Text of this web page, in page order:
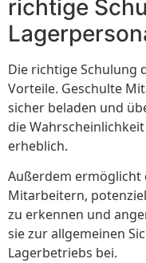
richtige
Die richtige Schulung
Vorteile. Geschulte
sicher beladen und
die
erheblich.
Außerdem ermöglicht
Mitarbeitern,
zu erkennen und
sie zur allgemeinen
Lagerbetriebs bei.